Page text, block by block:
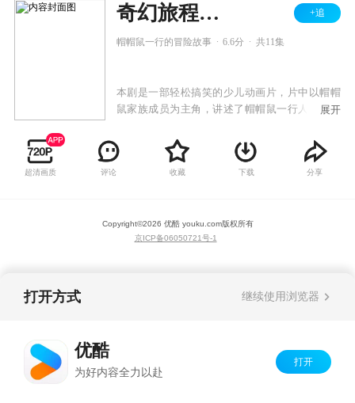
奇幻旅程之帽帽鼠来了 +追
帽帽鼠一行的冒险故事 6.6分 共11集
本剧是一部轻松搞笑的少儿动画片，片中以帽帽
鼠家族成员为主角，讲述了帽帽鼠一行人的冒险
大反派斗智斗勇，克服困难，始终向着一个目标
前进。在故事主角身上，我们可以感受到更多孩
子所特有的天真、浪漫，充分展现了伙伴之间的
展开
超清画质 评论 收藏 下载 分享
Copyright©2026 优酷 youku.com版权所有
京ICP备06050721号-1
打开方式 继续使用浏览器
优酷
为好内容全力以赴
打开